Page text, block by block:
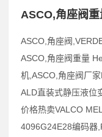
ASCO,角座阀
ASCO,角座阀
ASCO,角座阀重量
机,ASCO,角座阀厂
ALD直装式静压液位
价格热卖VALCO
4096G24E28编码器